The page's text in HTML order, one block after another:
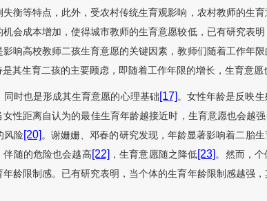
衡等特点，此外，受农村传统生育观影响，农村教师的生
会成本增加，使得城市教师的生育意愿较低，已有研究表
响高校教师二孩生育意愿的关键因素，教师们随着工作年
其生育二孩的主要顾虑，即随着工作年限的增长，生育意愿
时也是形成其生育意愿的心理基础[17]。女性年龄是反映
女性距离自认为的最佳生育年龄越接近时，生育意愿也会越
风险[20]。谢姗姗、邓春的研究发现，年龄显著影响着二胎
伴随的危险也会越高[22] ，生育意愿随之降低[23]。然而，个
龄限制感。已有研究表明，当个体的生育年龄限制感越强